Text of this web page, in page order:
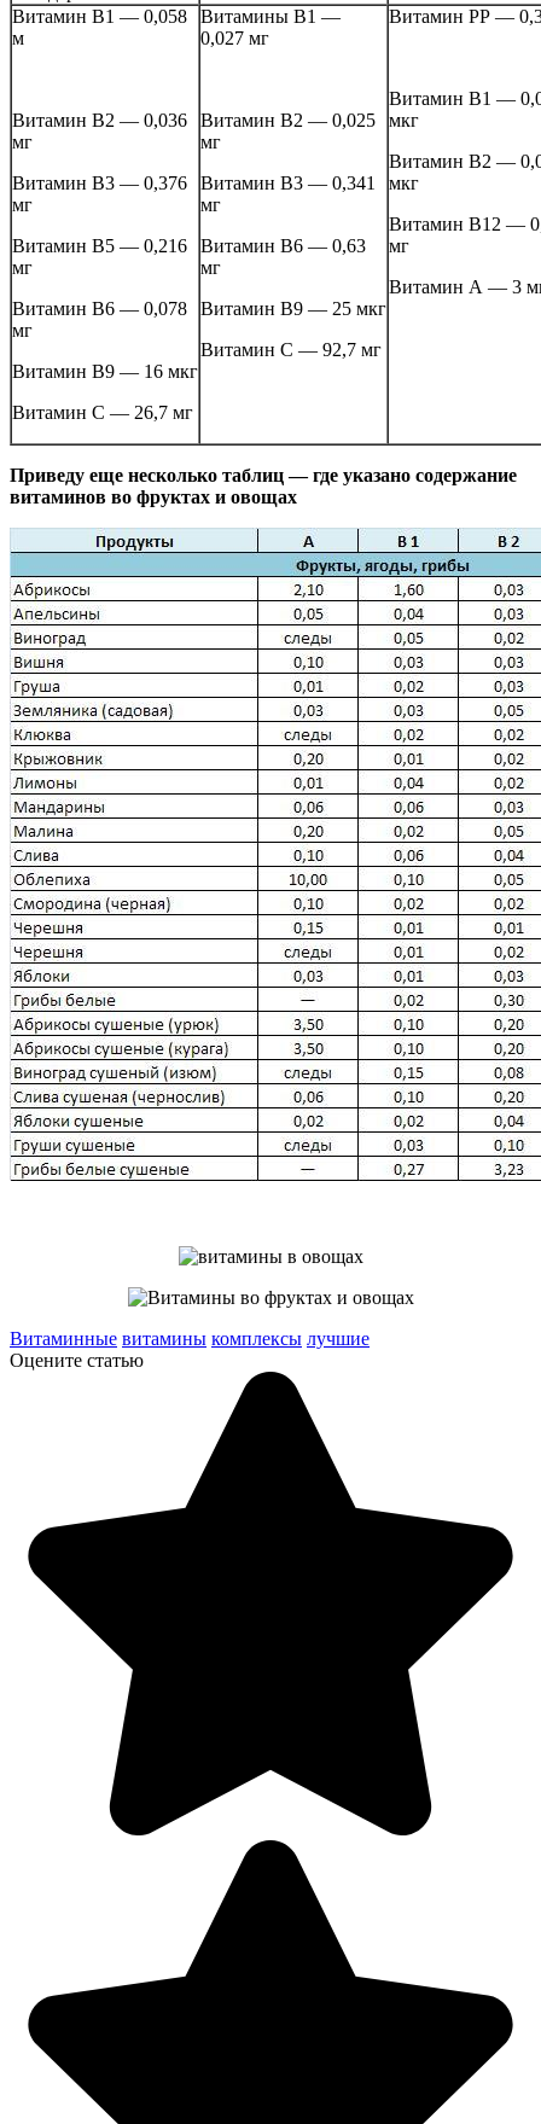
Витамин В1 — 0,058
м
Витамин В2 — 0,036
мг
Витамин В3 — 0,376
мг
Витамин В5 — 0,216
мг
Витамин В6 — 0,078
мг
Витамин В9 — 16 мкг
Витамин С — 26,7 мг
Витамины В1 —
0,027 мг
Витамин В2 — 0,025
мг
Витамин В3 — 0,341
мг
Витамин В6 — 0,63
мг
Витамин В9 — 25 мкг
Витамин С — 92,7 мг
Витамин РР —
Витамин В1 —
мкг
Витамин В2 —
мкг
Витамин В12 —
мг
Витамин А — 3
Приведу еще несколько таблиц — где указано содержание
витаминов во фруктах и овощах
Витаминные витамины комплексы лучшие
Оцените статью